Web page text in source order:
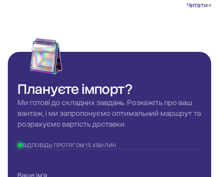
Читати
Плануєтеімпорт?
Ми готові до складних завдань. Розкажіть про ваш
вантаж, і ми запропонуємо оптимальний маршрут та
розрахуємо вартість доставки.
ВІДПОВІДЬ ПРОТЯГОМ 15 ХВИЛИН